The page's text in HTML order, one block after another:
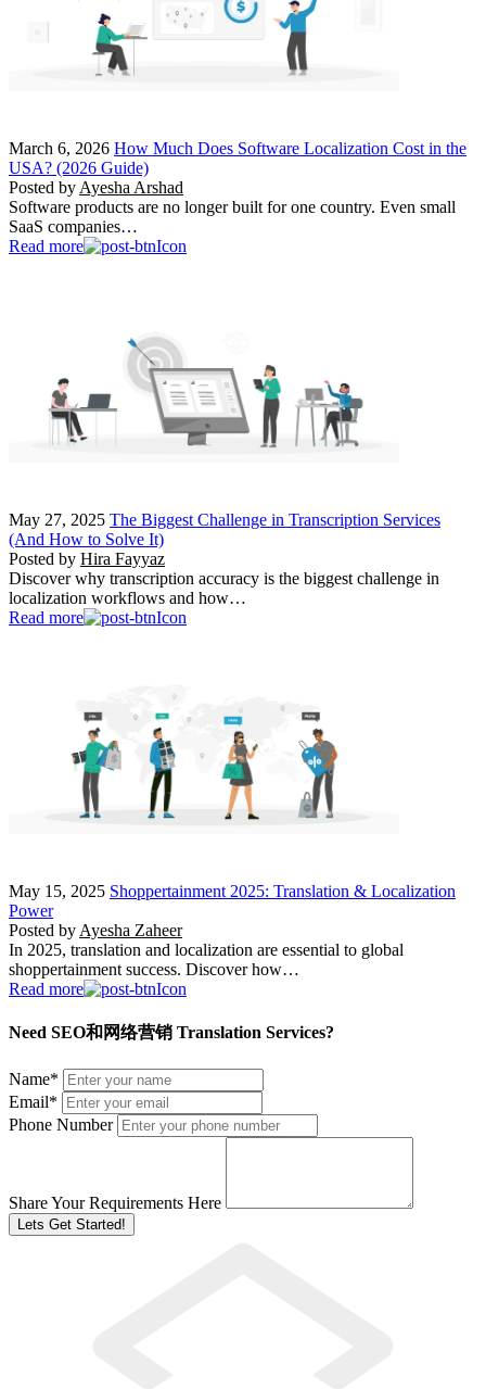
March 6, 2026 How Much Does Software Localization Cost in the
USA? (2026 Guide)
Posted by Ayesha Arshad
Software products are no longer built for one country. Even small
SaaS companies…
Read more
May 27, 2025 The Biggest Challenge in Transcription Services
(And How to Solve It)
Posted by Hira Fayyaz
Discover why transcription accuracy is the biggest challenge in
localization workflows and how…
Read more
May 15, 2025 Shoppertainment 2025: Translation & Localization
Power
Posted by Ayesha Zaheer
In 2025, translation and localization are essential to global
shoppertainment success. Discover how…
Read more
Need SEO和网络营销 Translation Services?
Name*
Email*
Phone Number
Share Your Requirements Here